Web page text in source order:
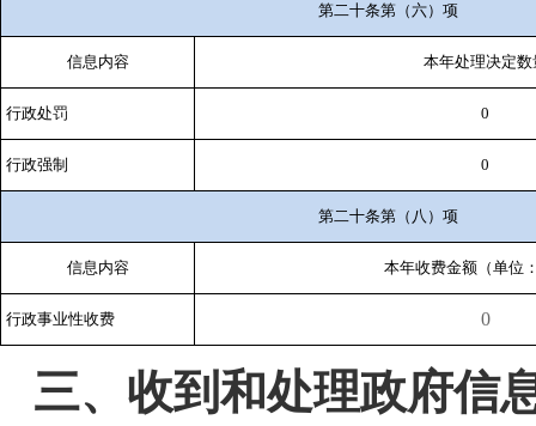
第二十条第（六）项
信息内容 本年处理决定数
行政处罚 0
行政强制 0
第二十条第（八）项
信息内容 本年收费金额（单位
行政事业性收费 0
三、收到和处理政府信